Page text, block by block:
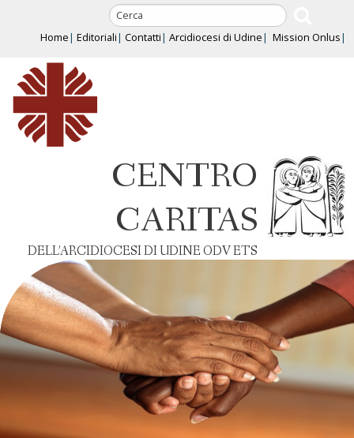
content
Home Editoriali Contatti Arcidiocesi di Udine Mission Onlus
CENTRO
CARITAS
DELL’ARCIDIOCESI DI UDINE ODV ETS